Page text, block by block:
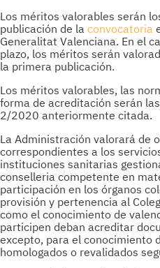
Los méritos valorables serán
publicación de la convocatoria
Generalitat Valenciana. En el
plazo, los méritos serán
la primera publicación.
Los méritos valorables, las
forma de acreditación serán
2/2020 anteriormente citada.
La Administración valorará de
correspondientes a los
instituciones sanitarias
conselleria competente en
participación en los órganos
provisión y pertenencia al
como el conocimiento de
participen deban acreditar
excepto, para el conocimiento
homologados o revalidados